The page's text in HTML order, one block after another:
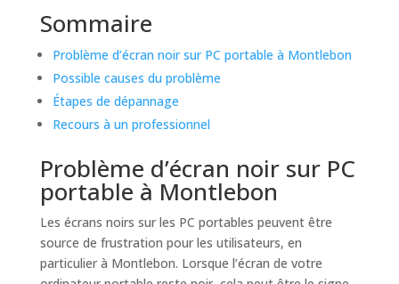
Sommaire
Problème d’écran noir sur PC portable à Montlebon
Possible causes du problème
Étapes de dépannage
Recours à un professionnel
Problème d’écran noir sur PC
portable à Montlebon
Les écrans noirs sur les PC portables peuvent être
source de frustration pour les utilisateurs, en
particulier à Montlebon. Lorsque l’écran de votre